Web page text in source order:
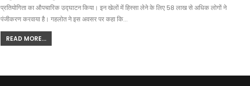
प्रतियोगिता का औपचारिक उद्घाटन किया। इन खेलों में हिस्सा लेने के लिए 58 लाख से अधिक लोगों ने
पंजीकरण करवाया है। गहलोत ने इस अवसर पर कहा कि…
READ MORE...